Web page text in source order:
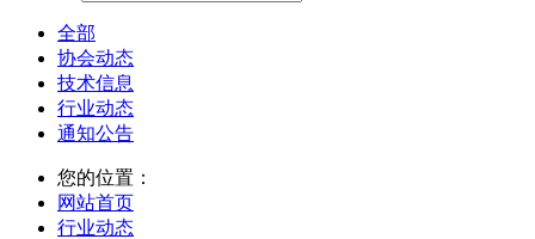
全部
协会动态
技术信息
行业动态
通知公告
您的位置：
网站首页
行业动态